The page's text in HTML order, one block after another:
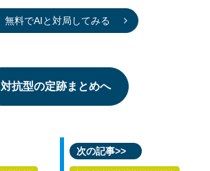
無料でAIと対局してみる
対抗型の定跡まとめへ
次の記事>>